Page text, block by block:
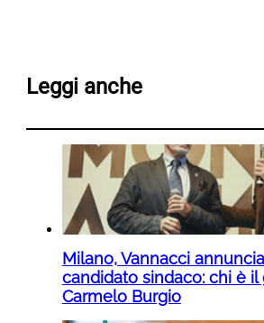
Leggi anche
Milano, Vannacci
candidato sindaco: chi è il
Carmelo Burgio